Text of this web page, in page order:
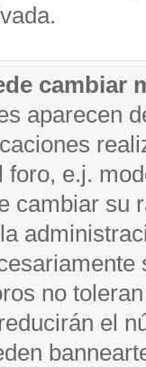
cambiar
aparecen
foro, e.j.
cambiar su
no
el